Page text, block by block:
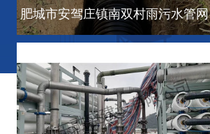
肥城市安驾庄镇南双村雨污水管网